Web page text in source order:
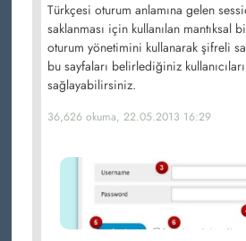
Türkçesi oturum anlamına gelen
saklanması için kullanılan mantıksal
oturum yönetimini kullanarak şifreli
bu sayfaları belirlediğiniz
sağlayabilirsiniz.
36,626 okuma, 22.05.2013 16:29